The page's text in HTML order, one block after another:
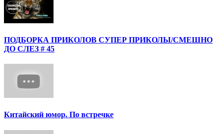
ПОДБОРКА ПРИКОЛОВ СУПЕР ПРИКОЛЫ/СМЕШНО
ДО СЛЕЗ # 45
Китайский юмор. По встречке